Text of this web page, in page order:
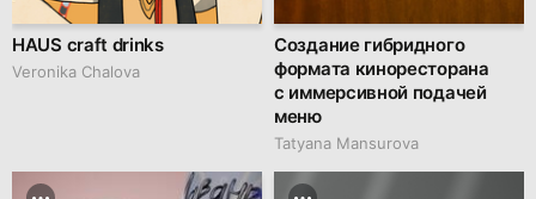
HAUS craft drinks
Veronika Chalova
Создание гибридного
формата киноресторана
с иммерсивной подачей
меню
Tatyana Mansurova